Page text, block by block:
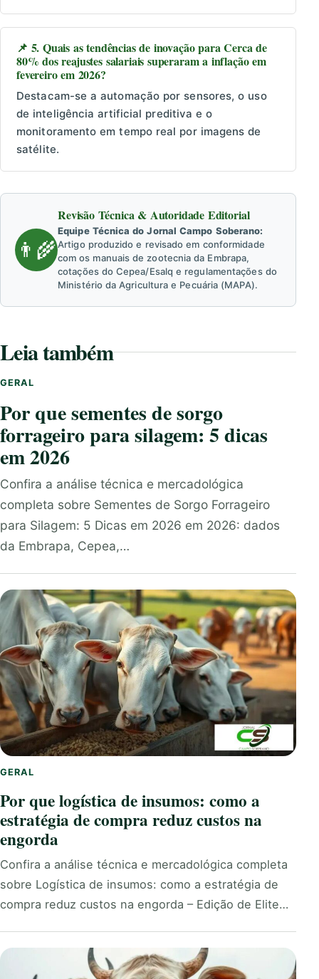
📌 5. Quais as tendências de inovação para Cerca de
80% dos reajustes salariais superaram a inflação em
fevereiro em 2026?
Destacam-se a automação por sensores, o uso
de inteligência artificial preditiva e o
monitoramento em tempo real por imagens de
satélite.
👨‍🌾
Revisão Técnica & Autoridade Editorial
Equipe Técnica do Jornal Campo Soberano:
Artigo produzido e revisado em conformidade
com os manuais de zootecnia da Embrapa,
cotações do Cepea/Esalq e regulamentações do
Ministério da Agricultura e Pecuária (MAPA).
Leia também
GERAL
Por que sementes de sorgo
forrageiro para silagem: 5 dicas
em 2026
Confira a análise técnica e mercadológica
completa sobre Sementes de Sorgo Forrageiro
para Silagem: 5 Dicas em 2026 em 2026: dados
da Embrapa, Cepea,…
GERAL
Por que logística de insumos: como a
estratégia de compra reduz custos na
engorda
Confira a análise técnica e mercadológica completa
sobre Logística de insumos: como a estratégia de
compra reduz custos na engorda – Edição de Elite…